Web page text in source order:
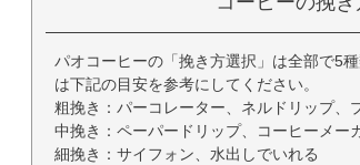
パオコーヒーの「挽き方選択」は全部で5
は下記の目安を参考にしてください。
粗挽き：パーコレーター、ネルドリップ、
中挽き：ペーパードリップ、コーヒーメー
細挽き：サイフォン、水出しでいれる